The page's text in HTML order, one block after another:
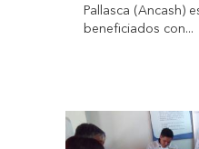
Pallasca (Ancash)
beneficiados con...